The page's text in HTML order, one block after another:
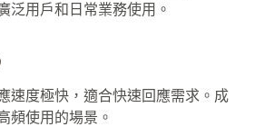
泛用戶和日常業務使用。
速度極快，適合快速回應需求。成
頻使用的場景。